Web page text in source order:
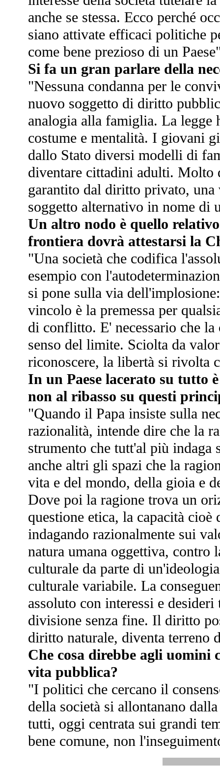
anche se stessa. Ecco perché
siano attivate efficaci politiche
come bene prezioso di un
Si fa un gran parlare della
"Nessuna condanna per le
nuovo soggetto di diritto
analogia alla famiglia. La legge
costume e mentalità. I giovani
dallo Stato diversi modelli di
diventare cittadini adulti. Molto
garantito dal diritto privato,
soggetto alternativo in nome di
Un altro nodo è quello
frontiera dovrà attestarsi la
"Una società che codifica
esempio con
si pone sulla via
vincolo è la premessa per
di conflitto. E' necessario che
senso del limite. Sciolta da
riconoscere, la libertà si rivolta
In un Paese lacerato su tutto
non al ribasso su questi
"Quando il Papa insiste sulla
razionalità, intende dire che la
strumento che tutt'al più indaga
anche altri gli spazi che la
vita e del mondo, della gioia e
Dove poi la ragione trova un
questione etica, la capacità
indagando razionalmente sui
natura umana oggettiva, contro
culturale da parte di
culturale variabile. La
assoluto con interessi e
divisione senza fine. Il diritto
diritto naturale, diventa terreno
Che cosa direbbe agli uomini
vita pubblica?
"I politici che cercano il
della società si allontanano
tutti, oggi centrata sui grandi
bene comune, non